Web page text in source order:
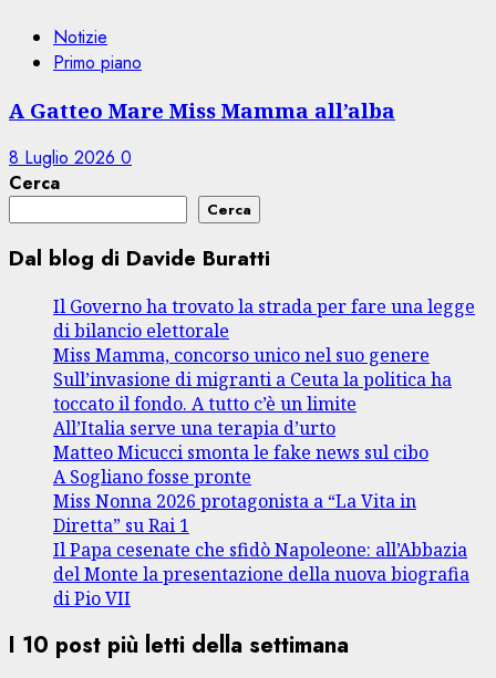
Notizie
Primo piano
A Gatteo Mare Miss Mamma all’alba
8 Luglio 2026 0
Cerca
Cerca
Dal blog di Davide Buratti
Il Governo ha trovato la strada per fare una legge
di bilancio elettorale
Miss Mamma, concorso unico nel suo genere
Sull’invasione di migranti a Ceuta la politica ha
toccato il fondo. A tutto c’è un limite
All’Italia serve una terapia d’urto
Matteo Micucci smonta le fake news sul cibo
A Sogliano fosse pronte
Miss Nonna 2026 protagonista a “La Vita in
Diretta” su Rai 1
Il Papa cesenate che sfidò Napoleone: all’Abbazia
del Monte la presentazione della nuova biografia
di Pio VII
I 10 post più letti della settimana